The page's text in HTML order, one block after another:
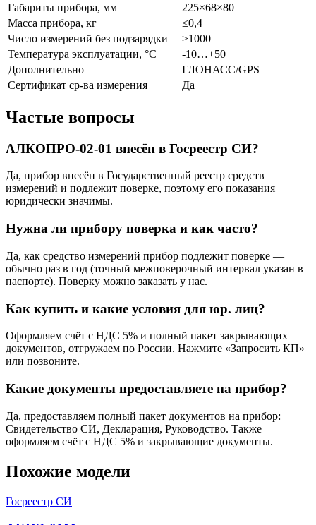
Габариты прибора, мм
225×68×80
Масса прибора, кг
≤0,4
Число измерений без подзарядки
≥1000
Температура эксплуатации, °C
-10…+50
Дополнительно
ГЛОНАСС/GPS
Сертификат ср-ва измерения
Да
Частые вопросы
АЛКОПРО-02-01 внесён в Госреестр СИ?
Да, прибор внесён в Государственный реестр средств
измерений и подлежит поверке, поэтому его показания
юридически значимы.
Нужна ли прибору поверка и как часто?
Да, как средство измерений прибор подлежит поверке —
обычно раз в год (точный межповерочный интервал указан в
паспорте). Поверку можно заказать у нас.
Как купить и какие условия для юр. лиц?
Оформляем счёт с НДС 5% и полный пакет закрывающих
документов, отгружаем по России. Нажмите «Запросить КП»
или позвоните.
Какие документы предоставляете на прибор?
Да, предоставляем полный пакет документов на прибор:
Свидетельство СИ, Декларация, Руководство. Также
оформляем счёт с НДС 5% и закрывающие документы.
Похожие модели
Госреестр СИ